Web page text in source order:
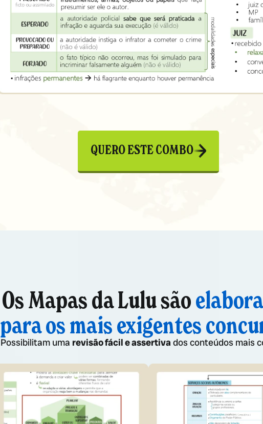
QUERO ESTE COMBO
Os Mapas da Lulu são
para os mais exigentes
Possibilitam uma revisão fácil e assertivados conteúdos mais